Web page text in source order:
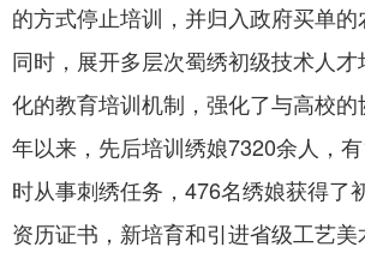
的方式停止培训，并归入政府买单的
同时，展开多层次蜀绣初级技术人
化的教育培训机制，强化了与高校
年以来，先后培训绣娘7320余人，
时从事刺绣任务，476名绣娘获得了
资历证书，新培育和引进省级工艺